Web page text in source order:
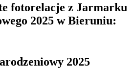
fotorelacje z Jarmarku
2025 w Bieruniu:
2025